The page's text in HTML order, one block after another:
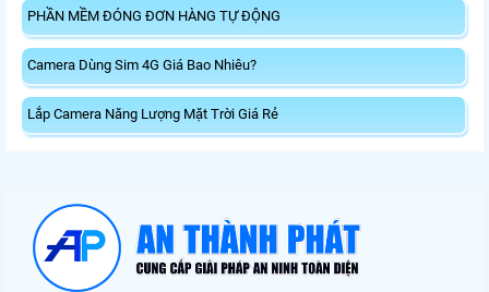
PHẦN MỀM ĐÓNG ĐƠN HÀNG TỰ ĐỘNG
Camera Dùng Sim 4G Giá Bao Nhiêu?
Lắp Camera Năng Lượng Mặt Trời Giá Rẻ